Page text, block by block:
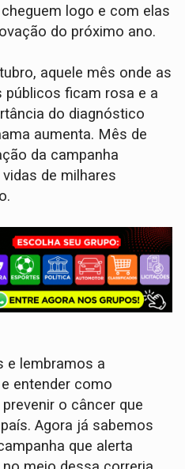
logo e com elas
do próximo ano.
aquele mês onde as
públicos ficam rosa e a
do diagnóstico
aumenta. Mês de
da campanha
de milhares
e lembramos a
entender como
o câncer que
Agora já sabemos
que alerta